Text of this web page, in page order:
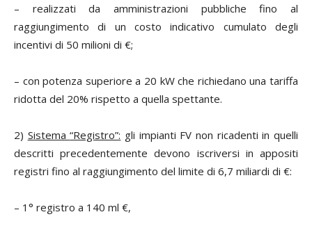
– realizzati da amministrazioni pubbliche fino al
raggiungimento di un costo indicativo cumulato degli
incentivi di 50 milioni di €;
– con potenza superiore a 20 kW che richiedano una tariffa
ridotta del 20% rispetto a quella spettante.
2) Sistema“Registro”: gli impianti FV non ricadenti in quelli
descritti precedentemente devono iscriversi in appositi
registri fino al raggiungimento del limite di 6,7 miliardi di €:
– 1° registro a 140 ml €,